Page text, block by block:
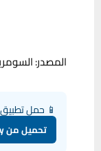
المصدر:
📱 حمل تطبيق
تحميل من Google Play